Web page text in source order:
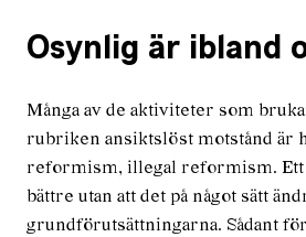
Osynlig är ibland
Många av de aktiviteter som
rubriken ansiktslöst motstånd är
reformism, illegal reformism. Ett
bättre utan att det på något sätt
grundförutsättningarna. Sådant